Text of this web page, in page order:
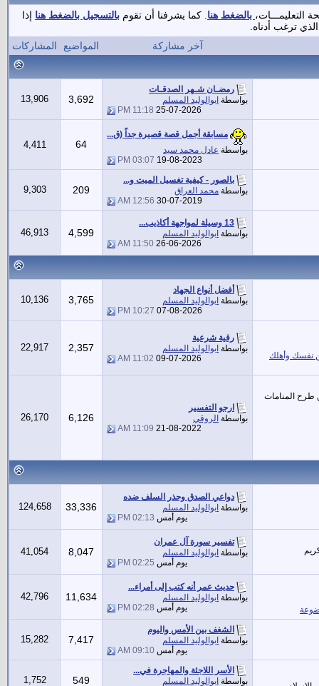
التعليمـــات، بالضغط هنا. كما يشرفنا أن تقوم بالتسجيل بالضغط هنا إذا
ترغب أدناه.
آخر مشاركة
المواضيع المشاركات
رمضـان شـهر الصدقـات
بواسطة ابوالوليد المسلم
25-07-2026
11:18 PM
3,692
13,906
مسابقة أجمل قصة قصيرة جداً (ق...
بواسطة عادل محمد سيد
19-08-2023
03:07 PM
64
4,411
بالصور - كيفية تغسيل الميت و...
بواسطة محمد العراق
30-07-2019
12:56 AM
209
9,303
13 وسيلة لمواجهة أكاذيب...
بواسطة ابوالوليد المسلم
26-06-2026
11:50 AM
4,599
46,913
أفضل أنواع الجهاد
بواسطة ابوالوليد المسلم
07-08-2026
10:27 PM
3,765
10,136
نفسك وأهلك
رقية شرعية
بواسطة ابوالوليد المسلم
09-07-2026
11:02 AM
2,357
22,917
طرح المنامات
ارجو التفسير
بواسطة الروقي
21-08-2022
11:09 AM
6,126
26,170
دواعي الصدق وحذر السلف ضده
بواسطة ابوالوليد المسلم
يوم أمس 02:13 PM
33,336
124,658
تفسير سورة آل عمران
بواسطة ابوالوليد المسلم
يوم أمس 02:25 PM
8,047
41,054
حديث عمر أنه كتب إلى أمراء...
بواسطة ابوالوليد المسلم
يوم أمس 02:28 PM
11,634
42,796
الشغف بين الأمس واليوم
بواسطة ابوالوليد المسلم
يوم أمس 09:10 AM
7,417
15,282
الأسر اللاجئة والمهاجرة في...
بواسطة ابوالوليد المسلم
549
1,752